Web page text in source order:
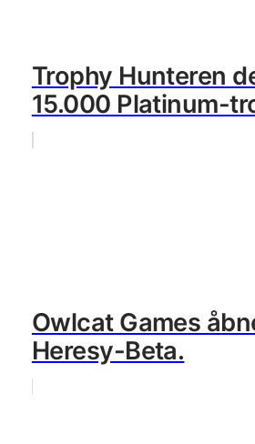
Trophy Hunteren
15.000 Platinum-
Owlcat Games
Heresy-Beta.